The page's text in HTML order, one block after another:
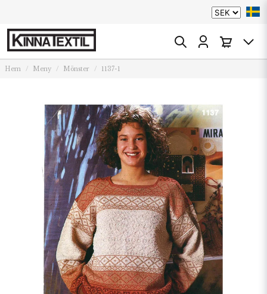
Hem Meny Mönster 1137-1